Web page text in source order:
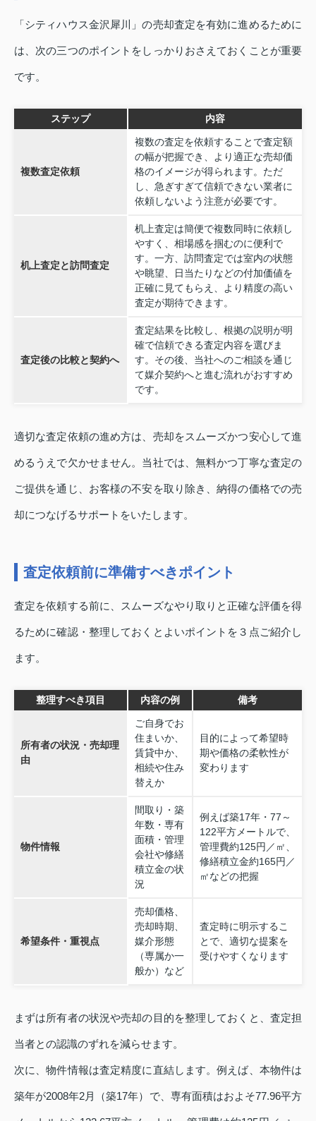
「シティハウス金沢犀川」の売却査定を有効に進めるために
は、次の三つのポイントをしっかりおさえておくことが重要
です。
ステップ 内容
複数査定依頼
複数の査定を依頼することで査定額
の幅が把握でき、より適正な売却価
格のイメージが得られます。ただ
し、急ぎすぎて信頼できない業者に
依頼しないよう注意が必要です。
机上査定と訪問査定
机上査定は簡便で複数同時に依頼し
やすく、相場感を掴むのに便利で
す。一方、訪問査定では室内の状態
や眺望、日当たりなどの付加価値を
正確に見てもらえ、より精度の高い
査定が期待できます。
査定後の比較と契約へ
査定結果を比較し、根拠の説明が明
確で信頼できる査定内容を選びま
す。その後、当社へのご相談を通じ
て媒介契約へと進む流れがおすすめ
です。
適切な査定依頼の進め方は、売却をスムーズかつ安心して進
めるうえで欠かせません。当社では、無料かつ丁寧な査定の
ご提供を通じ、お客様の不安を取り除き、納得の価格での売
却につなげるサポートをいたします。
査定依頼前に準備すべきポイント
査定を依頼する前に、スムーズなやり取りと正確な評価を得
るために確認・整理しておくとよいポイントを３点ご紹介し
ます。
整理すべき項目 内容の例 備考
所有者の状況・売却理
由
ご自身でお
住まいか、
賃貸中か、
相続や住み
替えか
目的によって希望時
期や価格の柔軟性が
変わります
物件情報
間取り・築
年数・専有
面積・管理
会社や修繕
積立金の状
況
例えば築17年・77～
122平方メートルで、
管理費約125円／㎡、
修繕積立金約165円／
㎡などの把握
希望条件・重視点
売却価格、
売却時期、
媒介形態
（専属か一
般か）など
査定時に明示するこ
とで、適切な提案を
受けやすくなります
まずは所有者の状況や売却の目的を整理しておくと、査定担
当者との認識のずれを減らせます。
次に、物件情報は査定精度に直結します。例えば、本物件は
築年が2008年2月（築17年）で、専有面積はおよそ77.96平方